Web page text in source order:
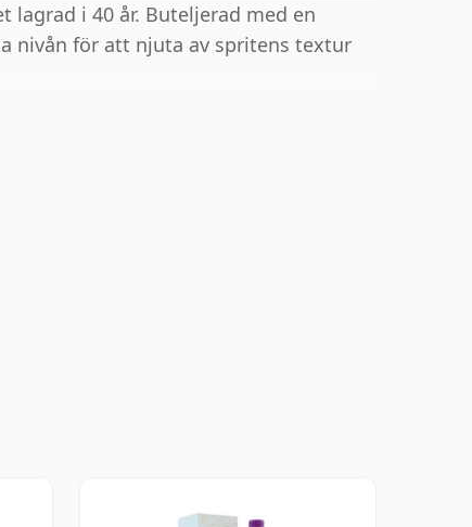
lagrad i 40 år. Buteljerad med en
nivån för att njuta av spritens textur